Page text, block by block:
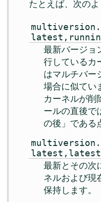
たとえば、次のよ
最新バージョ
行しているカ
はマルチバー
場合に似てい
カーネルが削
ールの直後で
の後」である
最新とその次
ネルおよび現
保持します。